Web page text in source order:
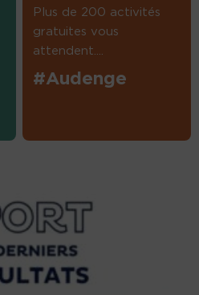
Plus de 200 activités
gratuites vous
attendent....
#Audenge